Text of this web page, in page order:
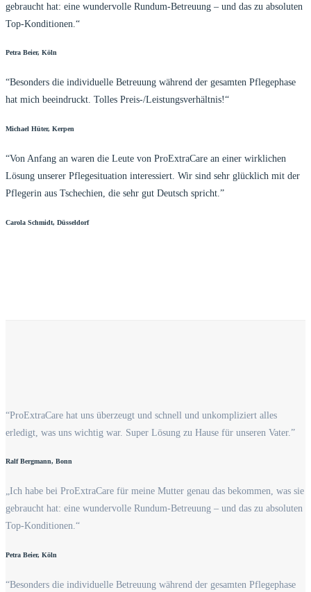
gebraucht hat: eine wundervolle Rundum-Betreuung – und das zu absoluten
Top-Konditionen.“
Petra Beier, Köln
“Besonders die individuelle Betreuung während der gesamten Pflegephase
hat mich beeindruckt. Tolles Preis-/Leistungsverhältnis!“
Michael Hüter, Kerpen
“Von Anfang an waren die Leute von ProExtraCare an einer wirklichen
Lösung unserer Pflegesituation interessiert. Wir sind sehr glücklich mit der
Pflegerin aus Tschechien, die sehr gut Deutsch spricht.”
Carola Schmidt, Düsseldorf
“ProExtraCare hat uns überzeugt und schnell und unkompliziert alles
erledigt, was uns wichtig war. Super Lösung zu Hause für unseren Vater.”
Ralf Bergmann, Bonn
„Ich habe bei ProExtraCare für meine Mutter genau das bekommen, was sie
gebraucht hat: eine wundervolle Rundum-Betreuung – und das zu absoluten
Top-Konditionen.“
Petra Beier, Köln
“Besonders die individuelle Betreuung während der gesamten Pflegephase